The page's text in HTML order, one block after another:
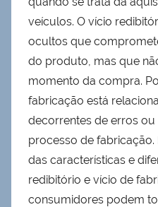
veículos. O vício
ocultos que
do produto, mas que
momento da compra.
fabricação está
decorrentes de erros
processo de
das características e
redibitório e vício de
consumidores podem